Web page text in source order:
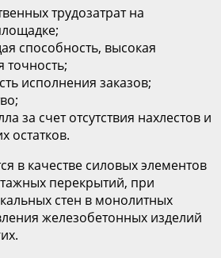
трудозатрат на
способность, высокая
точность;
исполнения заказов;
за счет отсутствия нахлестов и
остатков.
в качестве силовых элементов
перекрытий, при
стен в монолитных
железобетонных изделий